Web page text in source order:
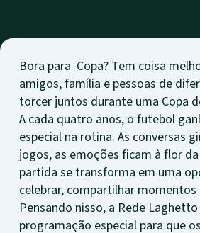
Bora para Copa? Tem coisa
amigos, família e pessoas de
torcer juntos durante uma Copa
A cada quatro anos, o futebol
especial na rotina. As conversas
jogos, as emoções ficam à flor
partida se transforma em uma
celebrar, compartilhar
Pensando nisso, a Rede
programação especial para que